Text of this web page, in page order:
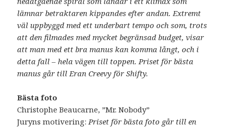
lämnar betraktaren kippandes efter andan. Extremt
väl uppbyggd med ett underbart tempo och som, trots
att den filmades med mycket begränsad budget, visar
att man med ett bra manus kan komma långt, och i
detta fall – hela vägen till toppen. Priset för bästa
manus går till Eran Creevy för Shifty.
Bästa foto
Christophe Beaucarne, ”Mr. Nobody”
Juryns motivering:Priset för bästa foto går till en